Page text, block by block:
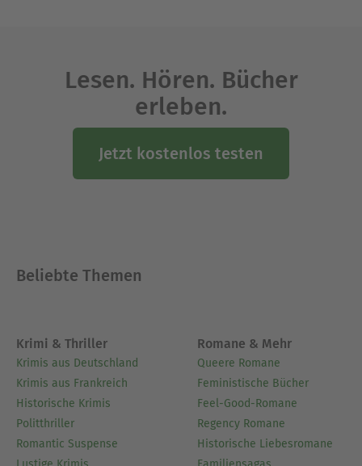
Lesen. Hören. Bücher
erleben.
Jetzt kostenlos testen
Beliebte Themen
Krimi & Thriller
Krimis aus Deutschland
Krimis aus Frankreich
Historische Krimis
Politthriller
Romantic Suspense
Romane & Mehr
Queere Romane
Feministische Bücher
Feel-Good-Romane
Regency Romane
Historische Liebesromane